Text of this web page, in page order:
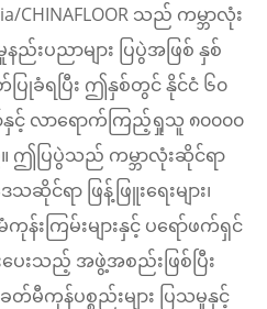
CHINAFLOOR သည် ကမ္ဘာလုံး
းပညာများ ပြပွဲအဖြစ် နှစ်
ပြုခံရပြီး ဤနှစ်တွင် နိုင်ငံ ၆၀
နှင့် လာရောက်ကြည့်ရှုသူ ၈၀၀၀၀
ဤပြပွဲသည် ကမ္ဘာလုံးဆိုင်ရာ
င်ရာ ဖြန့်ဖြူးရေးများ၊
ကုန်းကြမ်းများနှင့် ပရော်ဖက်ရှင်
းသည့် အဖွဲ့အစည်းဖြစ်ပြီး
ကုန်ပစ္စည်းများ ပြသမှုနှင့်